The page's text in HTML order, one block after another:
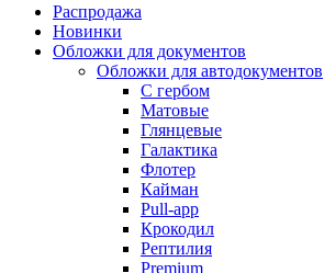
Распродажа
Новинки
Обложки для документов
Обложки для автодокументов
С гербом
Матовые
Глянцевые
Галактика
Флотер
Кайман
Pull-app
Крокодил
Рептилия
Premium